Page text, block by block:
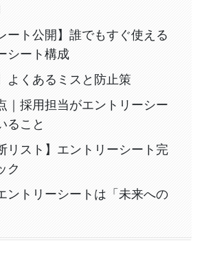
ート公開】誰でもすぐ使える
シート構成
よくあるミスと防止策
｜採用担当がエントリーシー
ること
リスト】エントリーシート完
ク
ントリーシートは「未来への